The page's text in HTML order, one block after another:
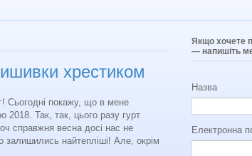
хрестиком
Сьогодні покажу, що в мене
2018. Так, так, цього разу гурт
справжня весна досі нас не
залишились найтепліші! Але, окрім
Якщо хочете
— напишіть
Назва
Електронна